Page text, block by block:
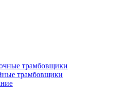
трамбовщики
трамбовщики